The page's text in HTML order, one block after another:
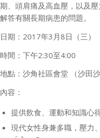
期、頭肩痛及高血壓，以及
解答有關長期病患的問題。
日期： 2017年3 月8日（三）
時間：下午2:30至4:00
地點：沙角社區會堂 （沙田
內容：
提供飲食、運動和知識心
現代女性身兼多職，壓力